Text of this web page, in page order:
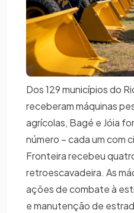
Dos 129 municípios do
receberam máquinas
agrícolas, Bagé e Jóia
número – cada um com
Fronteira recebeu
retroescavadeira. As
ações de combate à
e manutenção de